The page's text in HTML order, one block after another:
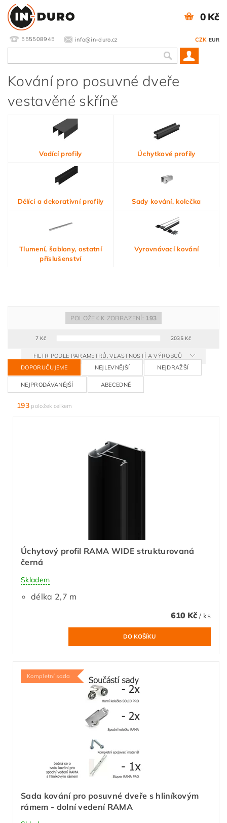
555508945 info@in-duro.cz CZK EUR
0 Kč
Kování pro posuvné dveře
vestavěné skříně
Vodící profily Úchytkové profily
Dělící a dekorativní profily Sady kování, kolečka
Tlumení, šablony, ostatní
příslušenství
Vyrovnávací kování
7Kč 2035 Kč
POLOŽEK K ZOBRAZENÍ: 193
FILTR PODLE PARAMETRŮ, VLASTNOSTÍ A VÝROBCŮ
DOPORUČUJEME
NEJLEVNĚJŠÍ NEJDRAŽŠÍ
NEJPRODÁVANĚJŠÍ ABECEDNĚ
193položek celkem
Úchytový profil RAMA WIDE strukturovaná
černá
Skladem
délka 2,7 m
610 Kč / ks
Kompletní sada
Sada kování pro posuvné dveře s hliníkovým
rámem - dolní vedení RAMA